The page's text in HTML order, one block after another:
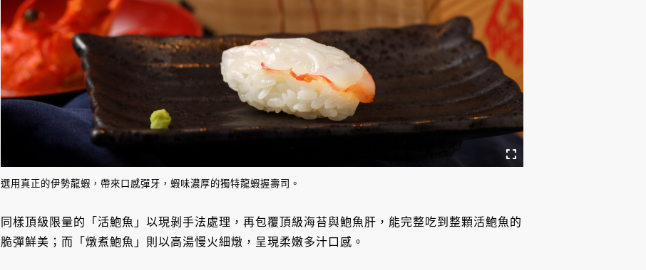
選用真正的伊勢龍蝦，帶來口感彈牙，蝦味濃厚的獨特龍蝦握壽司。
同樣頂級限量的「活鮑魚」以現剝手法處理，再包覆頂級海苔與鮑魚肝，能完整吃到整顆活鮑魚的
脆彈鮮美；而「燉煮鮑魚」則以高湯慢火細燉，呈現柔嫩多汁口感。